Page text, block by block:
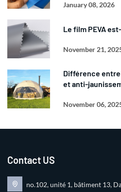
January 08, 2026
Le film PEVA
November 21,
Différence
et anti-
November 06,
Contact US
no.102, unité 1, bâtiment 13,